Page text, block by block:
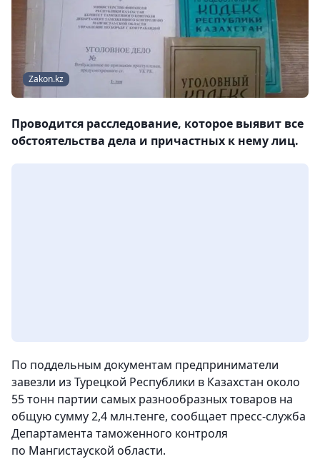
Zakon.kz
Проводится расследование, которое выявит все
обстоятельства дела и причастных к нему лиц.
По поддельным документам предприниматели
завезли из Турецкой Республики в Казахстан около
55 тонн партии самых разнообразных товаров на
общую сумму 2,4 млн.тенге, сообщает пресс-служба
Департамента таможенного контроля
по Мангистауской области.